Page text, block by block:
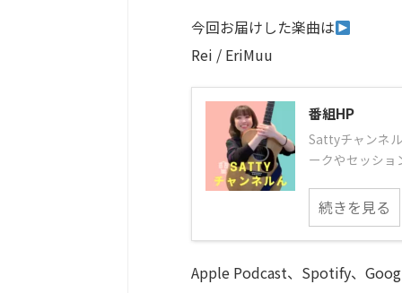
今回お届けした楽曲は
Rei / EriMuu
番組HP
Sattyチャンネ
ークやセッショ
続きを見る
Apple Podcast、Spotify、